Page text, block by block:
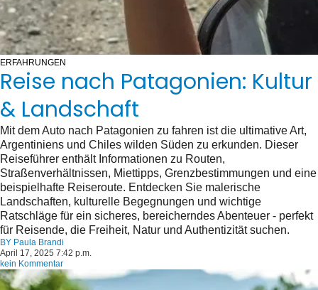
ERFAHRUNGEN
Reise nach Patagonien: Kultur
& Landschaft
Mit dem Auto nach Patagonien zu fahren ist die ultimative Art,
Argentiniens und Chiles wilden Süden zu erkunden. Dieser
Reiseführer enthält Informationen zu Routen,
Straßenverhältnissen, Miettipps, Grenzbestimmungen und eine
beispielhafte Reiseroute. Entdecken Sie malerische
Landschaften, kulturelle Begegnungen und wichtige
Ratschläge für ein sicheres, bereicherndes Abenteuer - perfekt
für Reisende, die Freiheit, Natur und Authentizität suchen.
BY Paula Brandi
April 17, 2025 7:42 p.m.
kein Kommentar